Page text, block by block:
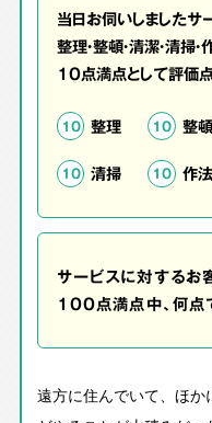
当日お伺いしましたサ
整理・整頓・清潔・清
10点満点として評価
10 整理 10 整頓
10 清掃 10 作法
サービスに対するお
100点満点中、何点
遠方に住んでいて、ほ